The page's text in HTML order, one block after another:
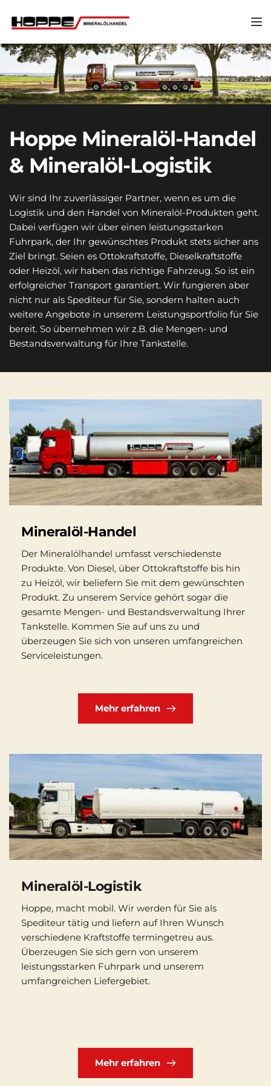
Hoppe Mineralöl-Handel
& Mineralöl-Logistik
Wir sind Ihr zuverlässiger Partner, wenn es um die
Logistik und den Handel von Mineralöl-Produkten geht.
Dabei verfügen wir über einen leistungsstarken
Fuhrpark, der Ihr gewünschtes Produkt stets sicher ans
Ziel bringt. Seien es Ottokraftstoffe, Dieselkraftstoffe
oder Heizöl, wir haben das richtige Fahrzeug. So ist ein
erfolgreicher Transport garantiert. Wir fungieren aber
nicht nur als Spediteur für Sie, sondern halten auch
weitere Angebote in unserem Leistungsportfolio für Sie
bereit. So übernehmen wir z.B. die Mengen- und
Bestandsverwaltung für Ihre Tankstelle.
Mineralöl-Handel
Der Mineralölhandel umfasst verschiedenste
Produkte. Von Diesel, über Ottokraftstoffe bis hin
zu Heizöl, wir beliefern Sie mit dem gewünschten
Produkt. Zu unserem Service gehört sogar die
gesamte Mengen- und Bestandsverwaltung Ihrer
Tankstelle. Kommen Sie auf uns zu und
überzeugen Sie sich von unseren umfangreichen
Serviceleistungen.
Mehr erfahren
Mineralöl-Logistik
Hoppe, macht mobil. Wir werden für Sie als
Spediteur tätig und liefern auf Ihren Wunsch
verschiedene Kraftstoffe termingetreu aus.
Überzeugen Sie sich gern von unserem
leistungsstarken Fuhrpark und unserem
umfangreichen Liefergebiet.
Mehr erfahren